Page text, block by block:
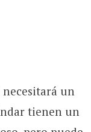
un
tienen un